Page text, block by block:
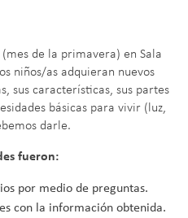
de la primavera) en Sala
niños/as adquieran nuevos
sus características, sus partes
básicas para vivir (luz,
darle.
fueron:
por medio de preguntas.
con la información obtenida.